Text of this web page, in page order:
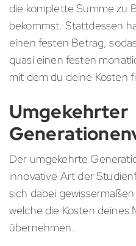
die komplette Summe zu
bekommst. Stattdessen
einen festen Betrag,
quasi einen festen
mit dem du deine Kosten
Umgekehrter
Der umgekehrte
innovative Art der
sich dabei
welche die Kosten deines
übernehmen.